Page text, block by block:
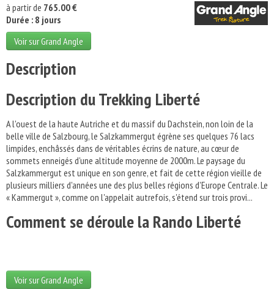
à partir de 765.00 €
Durée : 8 jours
Voir sur Grand Angle
Description
Description du Trekking Liberté
A l'ouest de la haute Autriche et du massif du Dachstein, non loin de la
belle ville de Salzbourg, le Salzkammergut égrène ses quelques 76 lacs
limpides, enchâssés dans de véritables écrins de nature, au cœur de
sommets enneigés d'une altitude moyenne de 2000m. Le paysage du
Salzkammergut est unique en son genre, et fait de cette région vieille de
plusieurs milliers d'années une des plus belles régions d'Europe Centrale. Le
« Kammergut », comme on l'appelait autrefois, s'étend sur trois provi...
Comment se déroule la Rando Liberté
Voir sur Grand Angle